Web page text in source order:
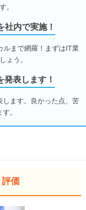
。
社内で実施！
ルまで網羅！まずはIT業
ょう。
表します！
ます。良かった点、苦
。
評価